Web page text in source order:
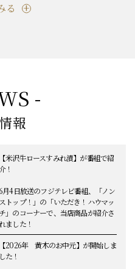
る
-
報
【米沢牛ロースすみれ漬】が番組で紹
介！
月4日放送のフジテレビ番組、「ノン
ストップ！」の「いただき！ハウマッ
チ」のコーナーで、当店商品が紹介さ
ました！
【2026年 黄木のお中元】が開始しま
した！